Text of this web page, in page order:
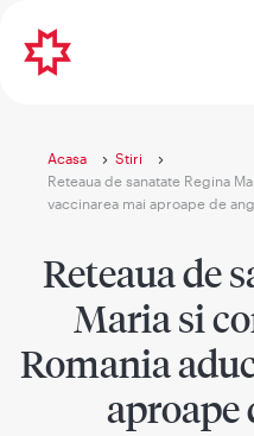
Acasa
Stiri
Reteaua de sanatate Regina
vaccinarea mai aproape de
Reteaua de
Maria si
Romania
aproape